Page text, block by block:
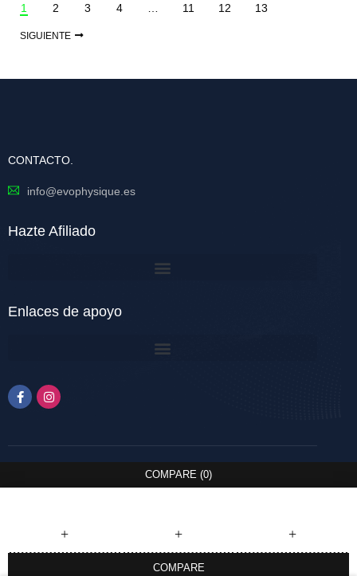
1 2 3 4 … 11 12 13
SIGUIENTE
CONTACTO.
info@evophysique.es
Hazte Afiliado
Enlaces de apoyo
COMPARE (0)
COMPARE